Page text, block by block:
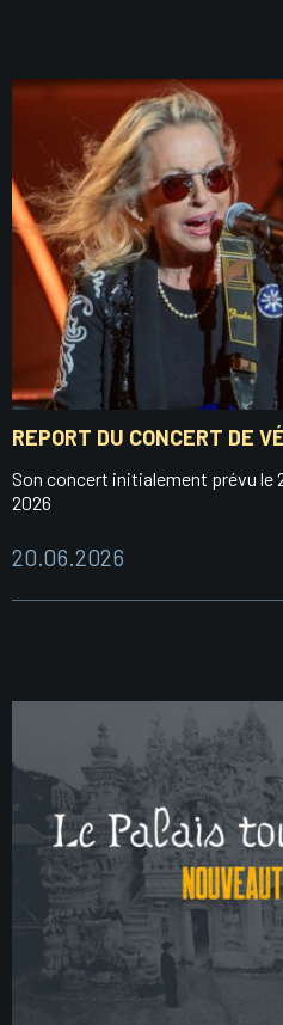
REPORT DU CONCERT DE
Son concert initialement prévu le
2026
20.06.2026